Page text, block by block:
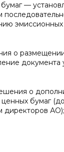
—
эмиссионных
о размещении
о
бумаг
директоров АО);